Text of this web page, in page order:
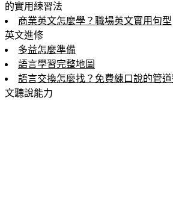
的實用練習法
商業英文怎麼學？職場英文實用句型
英文進修
多益怎麼準備
語言學習完整地圖
語言交換怎麼找？免費練口說的管
文聽說能力